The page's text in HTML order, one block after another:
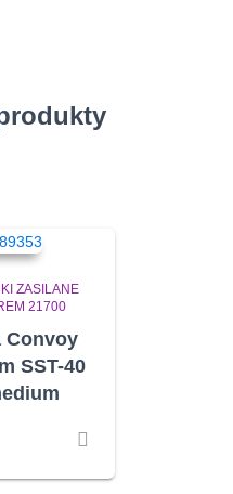
ZASILANE
21700
Convoy
SST-40